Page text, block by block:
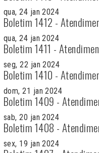
qua, 24 jan 2024
Boletim 1412 -
qua, 24 jan 2024
Boletim 1411 -
seg, 22 jan 2024
Boletim 1410 -
dom, 21 jan 2024
Boletim 1409 -
sab, 20 jan 2024
Boletim 1408 -
sex, 19 jan 2024